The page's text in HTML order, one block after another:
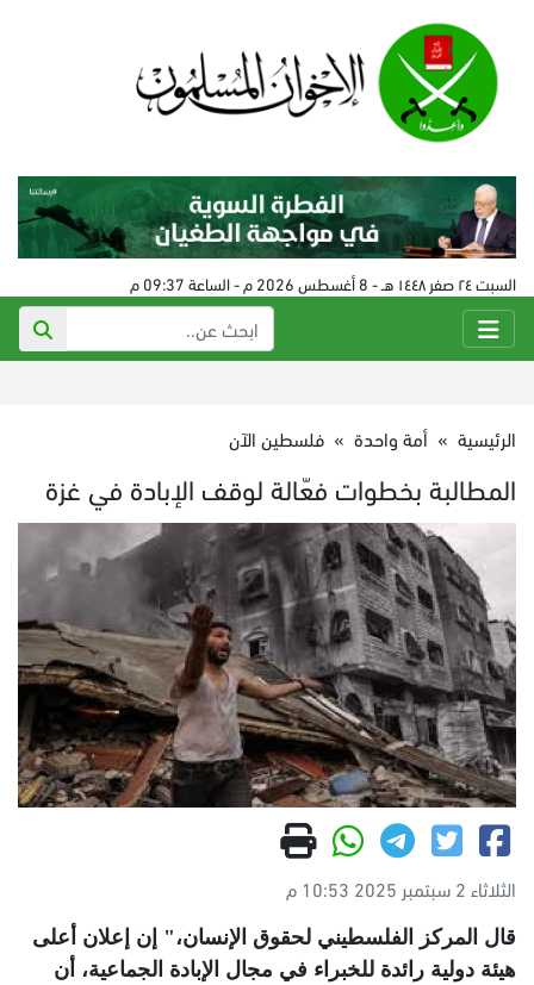
السبت ٢٤ صفر ١٤٤٨ هـ - 8 أغسطس 2026 م - الساعة 09:37 م
الرئيسية » أمة واحدة » فلسطين الآن
المطالبة بخطوات فعّالة لوقف الإبادة في غزة
الثلاثاء 2 سبتمبر 2025 10:53 م
قال المركز الفلسطيني لحقوق الإنسان،" إن إعلان أعلى
هيئة دولية رائدة للخبراء في مجال الإبادة الجماعية، أن